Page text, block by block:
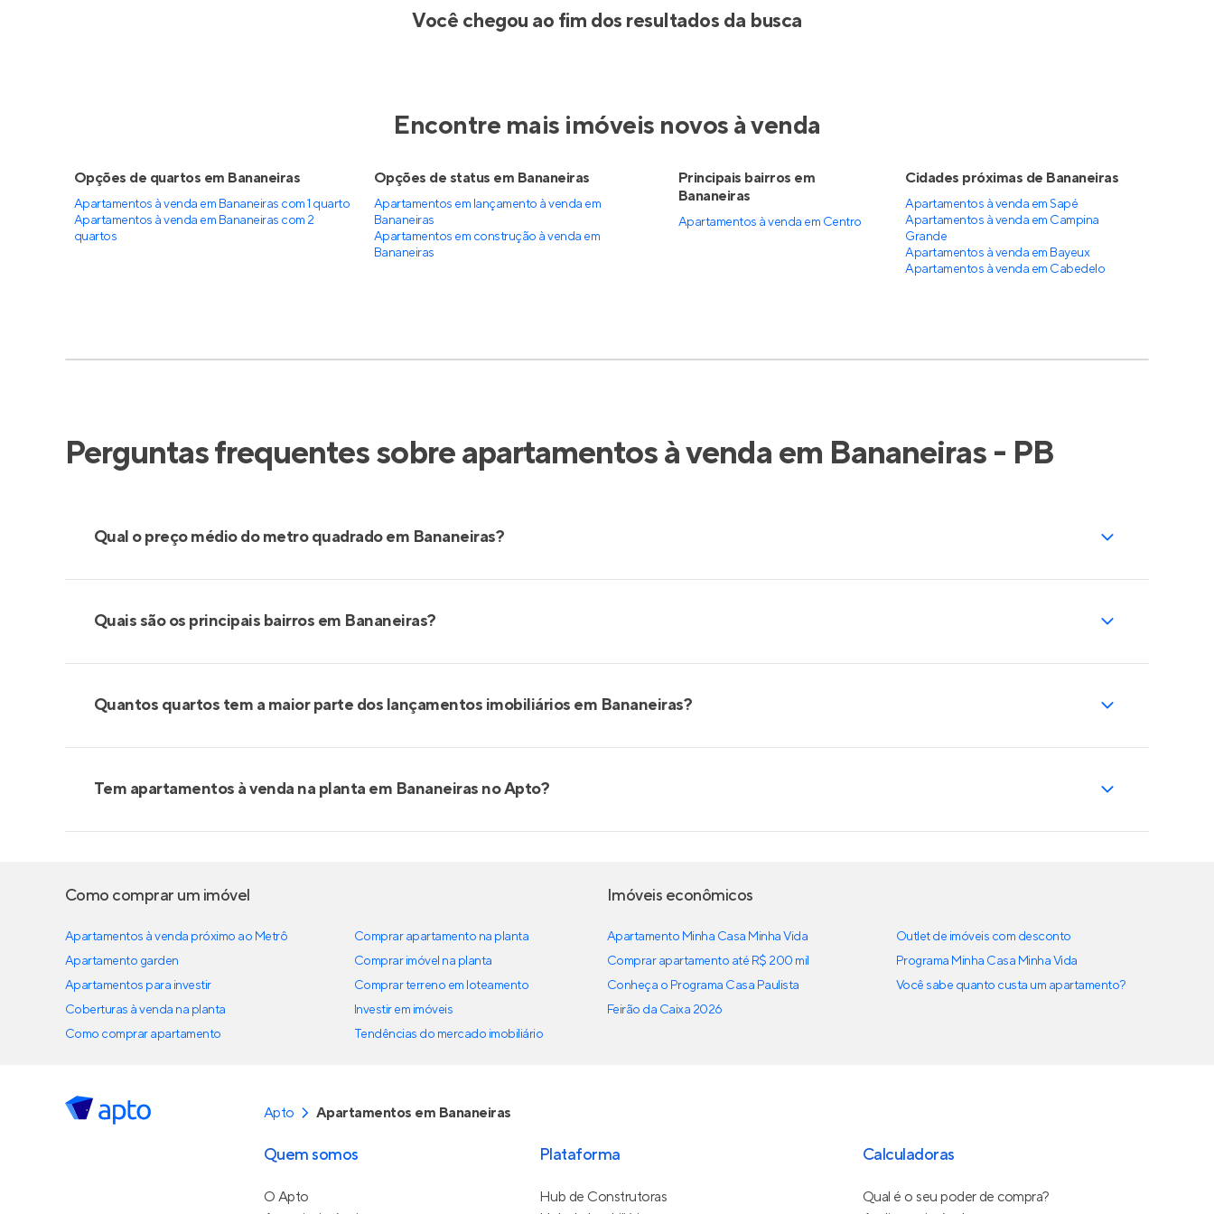
Entrar no Apto
Você chegou ao fim dos resultados da busca
Encontre mais imóveis novos à venda
Opções de quartos em Bananeiras
Apartamentos à venda em Bananeiras com 1 quarto
Apartamentos à venda em Bananeiras com 2
quartos
Opções de status em Bananeiras
Apartamentos em lançamento à venda em
Bananeiras
Apartamentos em construção à venda em
Bananeiras
Principais bairros em
Bananeiras
Apartamentos à venda em Centro
Cidades próximas de Bananeiras
Apartamentos à venda em Sapé
Apartamentos à venda em Campina
Grande
Apartamentos à venda em Bayeux
Apartamentos à venda em Cabedelo
Perguntas frequentes sobre apartamentos à venda em Bananeiras - PB
Qual o preço médio do metro quadrado em Bananeiras?
Quais são os principais bairros em Bananeiras?
Quantos quartos tem a maior parte dos lançamentos imobiliários em Bananeiras?
Tem apartamentos à venda na planta em Bananeiras no Apto?
Como comprar um imóvel
Apartamentos à venda próximo ao Metrô
Apartamento garden
Apartamentos para investir
Coberturas à venda na planta
Como comprar apartamento
Comprar apartamento na planta
Comprar imóvel na planta
Comprar terreno em loteamento
Investir em imóveis
Tendências do mercado imobiliário
Imóveis econômicos
Apartamento Minha Casa Minha Vida
Comprar apartamento até R$ 200 mil
Conheça o Programa Casa Paulista
Feirão da Caixa 2026
Outlet de imóveis com desconto
Programa Minha Casa Minha Vida
Você sabe quanto custa um apartamento?
Apto Apartamentos em Bananeiras
Quem somos
O Apto
Plataforma
Hub de Construtoras
Calculadoras
Qual é o seu poder de compra?